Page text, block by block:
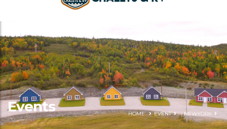
Events HOME EVENT -NEWYORK